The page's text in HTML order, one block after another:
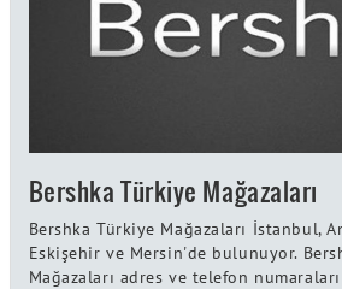
Bershka Türkiye Mağazaları
Bershka Türkiye Mağazaları İstanbul,
Eskişehir ve Mersin'de bulunuyor.
Mağazaları adres ve telefon